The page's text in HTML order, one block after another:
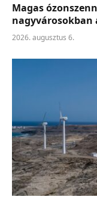
Magas
nagyvárosokban
2026. augusztus 6.